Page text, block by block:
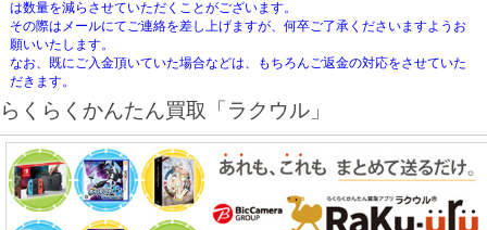
は数量を減らさせていただくことがございます。
その際はメールにてご連絡を差し上げますが、何卒ご了承くださいますようお
願いいたします。
なお、既にご入金頂いていた場合などは、もちろんご返金の対応をさせていた
だきます。
らくらくかんたん買取「ラクウル」